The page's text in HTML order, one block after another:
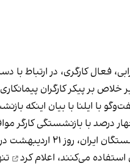
فعال کارگری، در ارتباط با
خلاص بر پیکر کارگران
با ایلنا با بیان
درصد با بازنشستگی کارگر
شورای
می‌کنند، اعلام کرد